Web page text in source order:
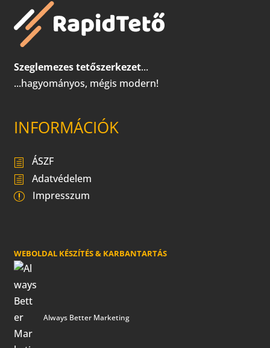
Szeglemezes tetőszerkezet...
...hagyományos, mégis modern!
INFORMÁCIÓK
ÁSZF
Adatvédelem
Impresszum
WEBOLDAL KÉSZÍTÉS & KARBANTARTÁS
Always Better Marketing